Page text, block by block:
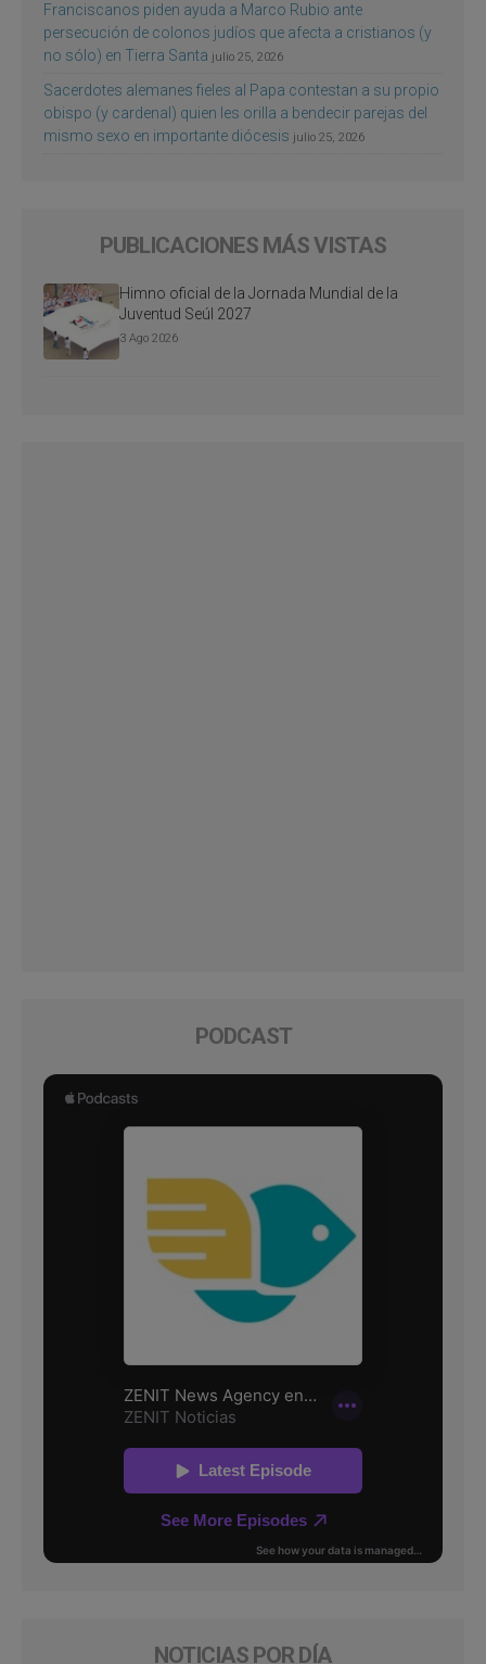
Franciscanos piden ayuda a Marco Rubio ante
persecución de colonos judíos que afecta a cristianos (y
no sólo) en Tierra Santa julio 25, 2026
Sacerdotes alemanes fieles al Papa contestan a su propio
obispo (y cardenal) quien les orilla a bendecir parejas del
mismo sexo en importante diócesis julio 25, 2026
PUBLICACIONES MÁS VISTAS
Himno oficial de la Jornada Mundial de la
Juventud Seúl 2027
3 Ago 2026
PODCAST
NOTICIAS POR DÍA